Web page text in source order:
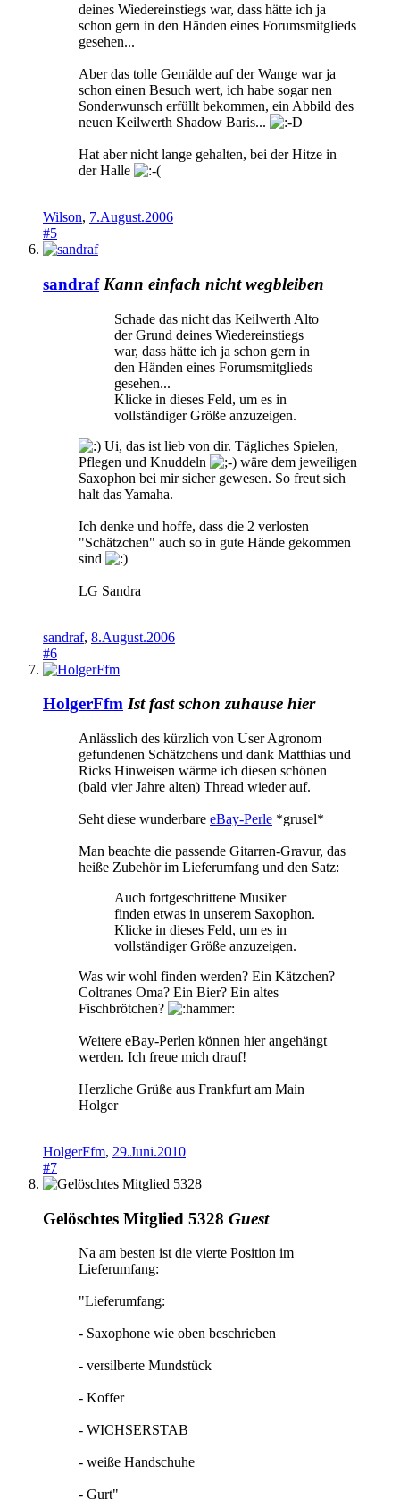
deines Wiedereinstiegs war, dass hätte ich ja
schon gern in den Händen eines Forumsmitglieds
gesehen...
Aber das tolle Gemälde auf der Wange war ja
schon einen Besuch wert, ich habe sogar nen
Sonderwunsch erfüllt bekommen, ein Abbild des
neuen Keilwerth Shadow Baris...
Hat aber nicht lange gehalten, bei der Hitze in
der Halle
Wilson, 7.August.2006
#5
sandraf Kann einfach nicht wegbleiben
Schade das nicht das Keilwerth Alto
der Grund deines Wiedereinstiegs
war, dass hätte ich ja schon gern in
den Händen eines Forumsmitglieds
gesehen...
Klicke in dieses Feld, um es in
vollständiger Größe anzuzeigen.
Ui, das ist lieb von dir. Tägliches Spielen,
Pflegen und Knuddeln
wäre dem jeweiligen
Saxophon bei mir sicher gewesen. So freut sich
halt das Yamaha.
Ich denke und hoffe, dass die 2 verlosten
"Schätzchen" auch so in gute Hände gekommen
sind
LG Sandra
sandraf, 8.August.2006
#6
HolgerFfm Ist fast schon zuhause hier
Anlässlich des kürzlich von User Agronom
gefundenen Schätzchens und dank Matthias und
Ricks Hinweisen wärme ich diesen schönen
(bald vier Jahre alten) Thread wieder auf.
Seht diese wunderbare eBay-Perle *grusel*
Man beachte die passende Gitarren-Gravur, das
heiße Zubehör im Lieferumfang und den Satz:
Auch fortgeschrittene Musiker
finden etwas in unserem Saxophon.
Klicke in dieses Feld, um es in
vollständiger Größe anzuzeigen.
Was wir wohl finden werden? Ein Kätzchen?
Coltranes Oma? Ein Bier? Ein altes
Fischbrötchen?
Weitere eBay-Perlen können hier angehängt
werden. Ich freue mich drauf!
Herzliche Grüße aus Frankfurt am Main
Holger
HolgerFfm, 29.Juni.2010
#7
Gelöschtes Mitglied 5328 Guest
Na am besten ist die vierte Position im
Lieferumfang:
"Lieferumfang:
- Saxophone wie oben beschrieben
- versilberte Mundstück
- Koffer
- WICHSERSTAB
- weiße Handschuhe
- Gurt"